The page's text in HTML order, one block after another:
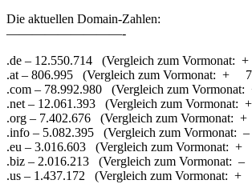
Die aktuellen Domain-Zahlen:
—————————-
.de – 12.550.714 (Vergleich zum Vormonat:
.at – 806.995 (Vergleich zum Vormonat: +
.com – 78.992.980 (Vergleich zum
.net – 12.061.393 (Vergleich zum Vormonat:
.org – 7.402.676 (Vergleich zum Vormonat:
.info – 5.082.395 (Vergleich zum
.eu – 3.016.603 (Vergleich zum Vormonat:
.biz – 2.016.213 (Vergleich zum Vormonat:
.us – 1.437.172 (Vergleich zum Vormonat: